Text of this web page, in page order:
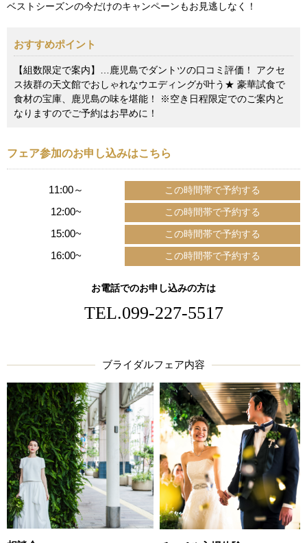
ベストシーズンの今だけのキャンペーンもお見逃しなく！
おすすめポイント
【組数限定で案内】…鹿児島でダントツの口コミ評価！ アクセ
ス抜群の天文館でおしゃれなウエディングが叶う★ 豪華試食で
食材の宝庫、鹿児島の味を堪能！ ※空き日程限定でのご案内と
なりますのでご予約はお早めに！
フェア参加のお申し込みはこちら
11:00～
12:00~
15:00~
16:00~
お電話でのお申し込みの方は
TEL.099-227-5517
ブライダルフェア内容